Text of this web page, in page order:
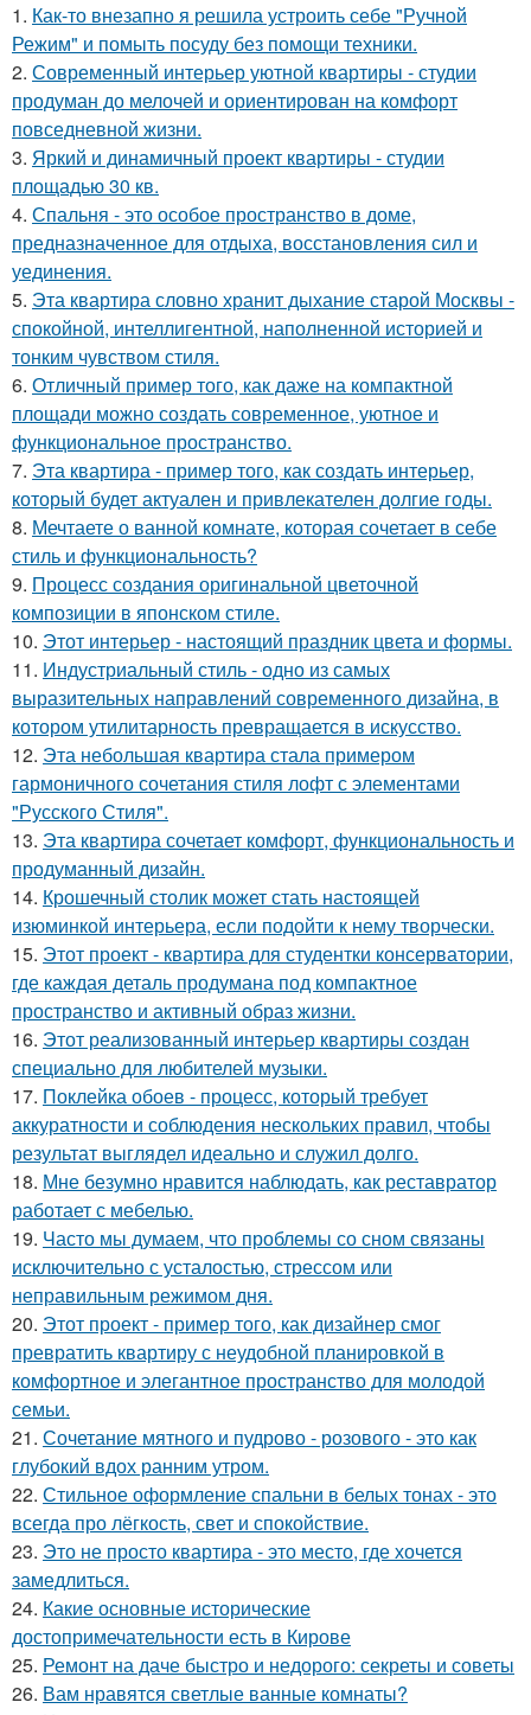
1. Как-то внезапно я решила устроить себе "Ручной
Режим" и помыть посуду без помощи техники.
2. Современный интерьер уютной квартиры - студии
продуман до мелочей и ориентирован на комфорт
повседневной жизни.
3. Яркий и динамичный проект квартиры - студии
площадью 30 кв.
4. Спальня - это особое пространство в доме,
предназначенное для отдыха, восстановления сил и
уединения.
5. Эта квартира словно хранит дыхание старой Москвы -
спокойной, интеллигентной, наполненной историей и
тонким чувством стиля.
6. Отличный пример того, как даже на компактной
площади можно создать современное, уютное и
функциональное пространство.
7. Эта квартира - пример того, как создать интерьер,
который будет актуален и привлекателен долгие годы.
8. Мечтаете о ванной комнате, которая сочетает в себе
стиль и функциональность?
9. Процесс создания оригинальной цветочной
композиции в японском стиле.
10. Этот интерьер - настоящий праздник цвета и формы.
11. Индустриальный стиль - одно из самых
выразительных направлений современного дизайна, в
котором утилитарность превращается в искусство.
12. Эта небольшая квартира стала примером
гармоничного сочетания стиля лофт с элементами
"Русского Стиля".
13. Эта квартира сочетает комфорт, функциональность и
продуманный дизайн.
14. Крошечный столик может стать настоящей
изюминкой интерьера, если подойти к нему творчески.
15. Этот проект - квартира для студентки консерватории,
где каждая деталь продумана под компактное
пространство и активный образ жизни.
16. Этот реализованный интерьер квартиры создан
специально для любителей музыки.
17. Поклейка обоев - процесс, который требует
аккуратности и соблюдения нескольких правил, чтобы
результат выглядел идеально и служил долго.
18. Мне безумно нравится наблюдать, как реставратор
работает с мебелью.
19. Часто мы думаем, что проблемы со сном связаны
исключительно с усталостью, стрессом или
неправильным режимом дня.
20. Этот проект - пример того, как дизайнер смог
превратить квартиру с неудобной планировкой в
комфортное и элегантное пространство для молодой
семьи.
21. Сочетание мятного и пудрово - розового - это как
глубокий вдох ранним утром.
22. Стильное оформление спальни в белых тонах - это
всегда про лёгкость, свет и спокойствие.
23. Это не просто квартира - это место, где хочется
замедлиться.
24. Какие основные исторические
достопримечательности есть в Кирове
25. Ремонт на даче быстро и недорого: секреты и советы
26. Вам нравятся светлые ванные комнаты?